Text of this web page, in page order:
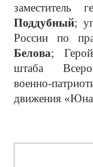
заместитель
Поддубный;
России по
Белова;
штаба
военно-
движения